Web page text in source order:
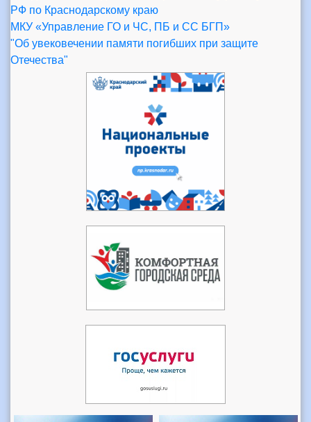
РФ по Краснодарскому краю
МКУ «Управление ГО и ЧС, ПБ и СС БГП»
"Об увековечении памяти погибших при защите
Отечества"